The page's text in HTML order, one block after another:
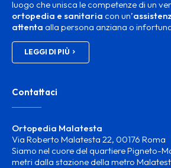
luogo che unisca le competenze di un
ortopedia e sanitaria con un’
attenta alla persona anziana o
LEGGI DI PIÙ
Contattaci
Ortopedia Malatesta
Via Roberto Malatesta 22, 00176 Roma
Siamo nel cuore del quartiere Pigneto-
metri dalla stazione della metro